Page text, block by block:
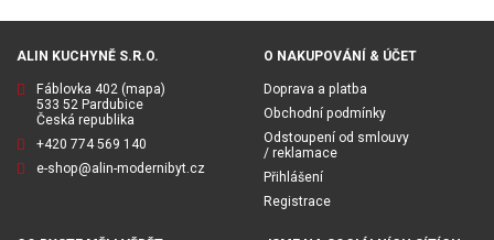
ALIN KUCHYNĚ S.R.O.
Fáblovka 402 (mapa)
533 52 Pardubice
Česká republika
+420 774 569 140
e-shop@alin-modernibyt.cz
O NAKUPOVÁNÍ & ÚČET
Doprava a platba
Obchodní podmínky
Odstoupení od smlouvy
/ reklamace
Přihlášení
Registrace